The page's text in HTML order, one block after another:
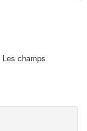
Les champs